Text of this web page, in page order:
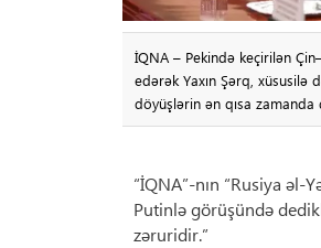
İQNA – Pekində keçirilən
edərək Yaxın Şərq,
döyüşlərin ən qısa zamanda
“İQNA”-nın “Rusiya
Putinlə görüşündə
zəruridir.”